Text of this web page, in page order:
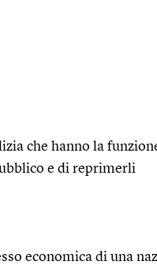
che hanno la
e di reprimerli
economica di una